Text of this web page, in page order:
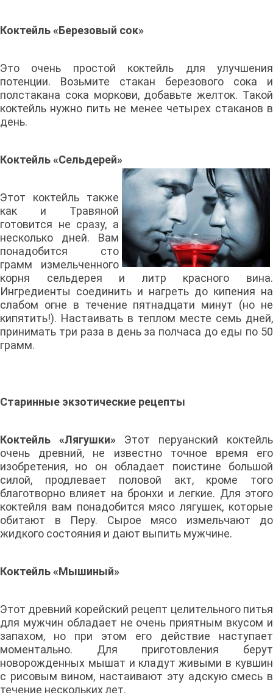
Коктейль «Березовый сок»
Это очень простой коктейль для улучшения
потенции. Возьмите стакан березового сока и
полстакана сока моркови, добавьте желток. Такой
коктейль нужно пить не менее четырех стаканов в
день.
Коктейль «Сельдерей»
Этот коктейль также
как и Травяной
готовится не сразу, а
несколько дней. Вам
понадобится сто
грамм измельченного
корня сельдерея и литр красного вина.
Ингредиенты соединить и нагреть до кипения на
слабом огне в течение пятнадцати минут (но не
кипятить!). Настаивать в теплом месте семь дней,
принимать три раза в день за полчаса до еды по 50
грамм.
Старинные экзотические рецепты
Коктейль «Лягушки» Этот перуанский коктейль
очень древний, не известно точное время его
изобретения, но он обладает поистине большой
силой, продлевает половой акт, кроме того
благотворно влияет на бронхи и легкие. Для этого
коктейля вам понадобится мясо лягушек, которые
обитают в Перу. Сырое мясо измельчают до
жидкого состояния и дают выпить мужчине.
Коктейль «Мышиный»
Этот древний корейский рецепт целительного питья
для мужчин обладает не очень приятным вкусом и
запахом, но при этом его действие наступает
моментально. Для приготовления берут
новорожденных мышат и кладут живыми в кувшин
с рисовым вином, настаивают эту адскую смесь в
течение нескольких лет.